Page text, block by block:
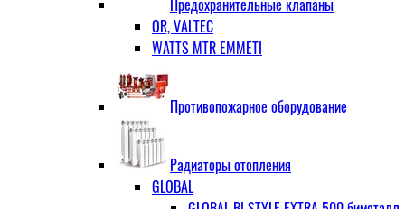
Предохранительные клапаны
OR, VALTEC
WATTS MTR EMMETI
Противопожарное оборудование
Радиаторы отопления
GLOBAL